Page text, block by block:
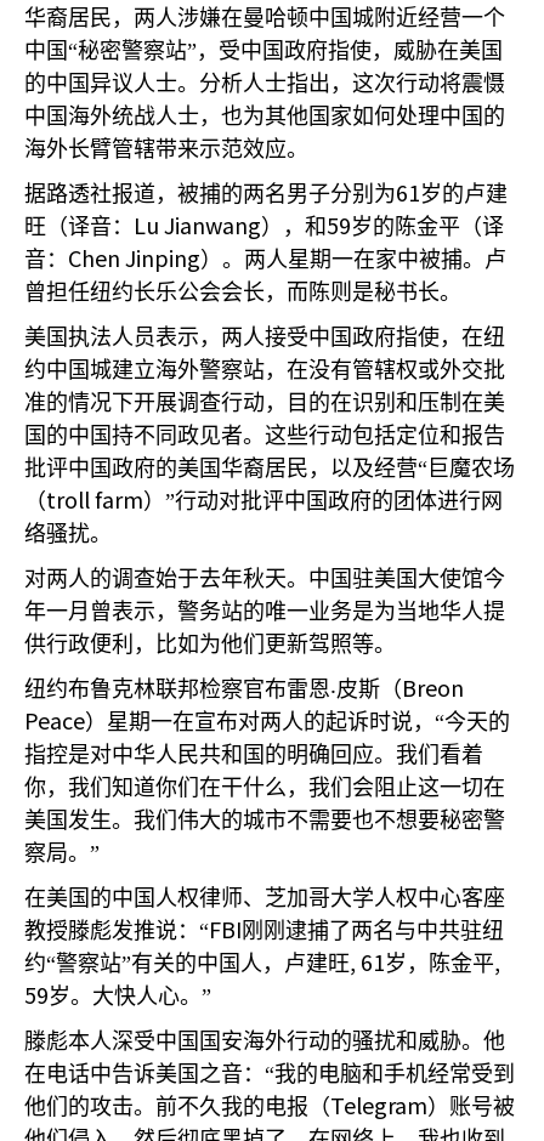
华裔居民，两人涉嫌在曼哈顿中国城附近经营一个
中国“秘密警察站”，受中国政府指使，威胁在美国
的中国异议人士。分析人士指出，这次行动将震慑
中国海外统战人士，也为其他国家如何处理中国的
海外长臂管辖带来示范效应。
据路透社报道，被捕的两名男子分别为61岁的卢建
旺（译音： Lu Jianwang），和 59岁的陈金平（译
音： Chen Jinping）。两人星期一在家中被捕。卢
曾担任纽约长乐公会会长，而陈则是秘书长。
美国执法人员表示，两人接受中国政府指使，在纽
约中国城建立海外警察站，在没有管辖权或外交批
准的情况下开展调查行动，目的在识别和压制在美
国的中国持不同政见者。这些行动包括定位和报告
批评中国政府的美国华裔居民，以及经营“巨魔农场
（troll farm）”行动对批评中国政府的团体进行网
络骚扰。
对两人的调查始于去年秋天。中国驻美国大使馆今
年一月曾表示，警务站的唯一业务是为当地华人提
供行政便利，比如为他们更新驾照等。
纽约布鲁克林联邦检察官布雷恩‧皮斯（ Breon
Peace）星期一在宣布对两人的起诉时说，“今天的
指控是对中华人民共和国的明确回应。我们看着
你，我们知道你们在干什么，我们会阻止这一切在
美国发生。我们伟大的城市不需要也不想要秘密警
察局。”
在美国的中国人权律师、芝加哥大学人权中心客座
教授滕彪发推说：“FBI 刚刚逮捕了两名与中共驻纽
约“警察站”有关的中国人，卢建旺, 61岁，陈金平,
59岁。大快人心。”
滕彪本人深受中国国安海外行动的骚扰和威胁。他
在电话中告诉美国之音：“我的电脑和手机经常受到
他们的攻击。前不久我的电报（Telegram）账号被